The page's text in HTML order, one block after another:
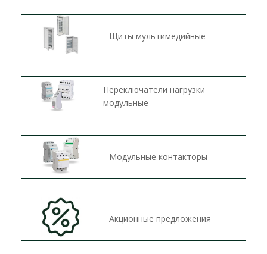
Щиты мультимедийные
Переключатели нагрузки
модульные
Модульные контакторы
Акционные предложения